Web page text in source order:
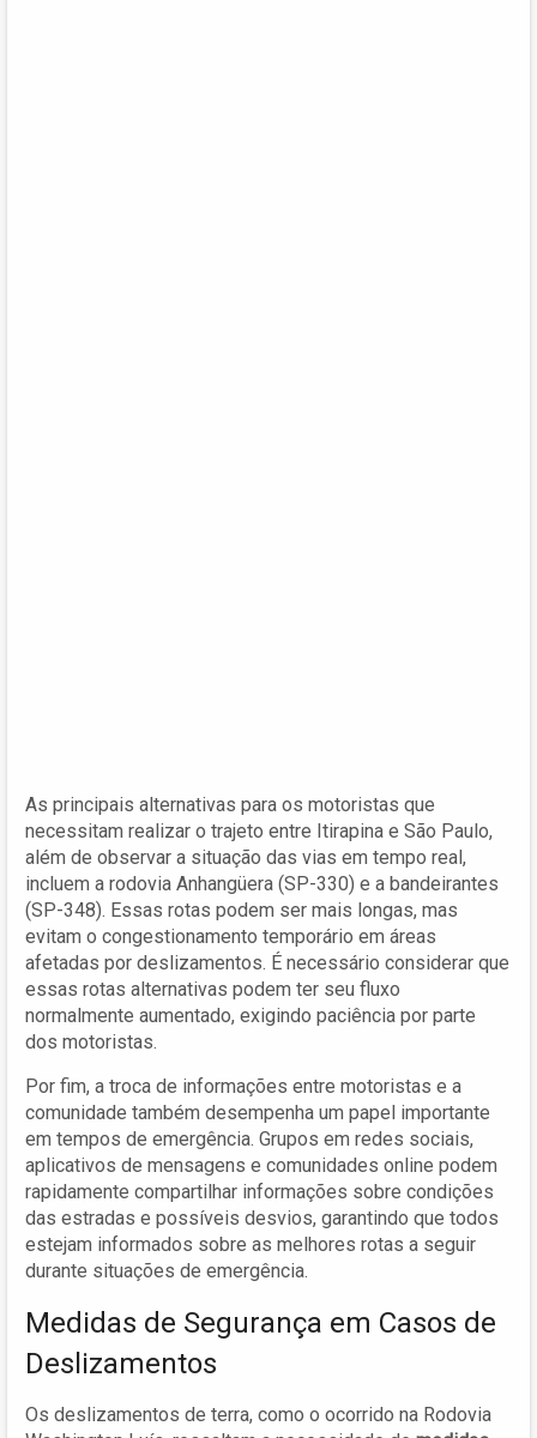
As principais alternativas para os motoristas que
necessitam realizar o trajeto entre Itirapina e São Paulo,
além de observar a situação das vias em tempo real,
incluem a rodovia Anhangüera (SP-330) e a bandeirantes
(SP-348). Essas rotas podem ser mais longas, mas
evitam o congestionamento temporário em áreas
afetadas por deslizamentos. É necessário considerar que
essas rotas alternativas podem ter seu fluxo
normalmente aumentado, exigindo paciência por parte
dos motoristas.
Por fim, a troca de informações entre motoristas e a
comunidade também desempenha um papel importante
em tempos de emergência. Grupos em redes sociais,
aplicativos de mensagens e comunidades online podem
rapidamente compartilhar informações sobre condições
das estradas e possíveis desvios, garantindo que todos
estejam informados sobre as melhores rotas a seguir
durante situações de emergência.
Medidas de Segurança em Casos de
Deslizamentos
Os deslizamentos de terra, como o ocorrido na Rodovia